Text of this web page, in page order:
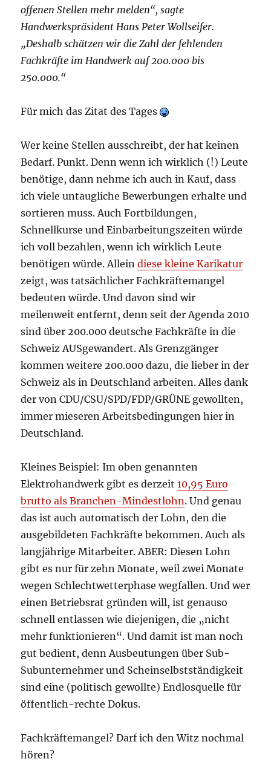
offenen Stellen mehr melden“, sagte
Handwerkspräsident Hans Peter Wollseifer.
„Deshalb schätzen wir die Zahl der fehlenden
Fachkräfte im Handwerk auf 200.000 bis
250.000.“
Für mich das Zitat des Tages
Wer keine Stellen ausschreibt, der hat keinen
Bedarf. Punkt. Denn wenn ich wirklich (!) Leute
benötige, dann nehme ich auch in Kauf, dass
ich viele untaugliche Bewerbungen erhalte und
sortieren muss. Auch Fortbildungen,
Schnellkurse und Einbarbeitungszeiten würde
ich voll bezahlen, wenn ich wirklich Leute
benötigen würde. Alleindiese kleine Karikatur
zeigt, was tatsächlicher Fachkräftemangel
bedeuten würde. Und davon sind wir
meilenweit entfernt, denn seit der Agenda 2010
sind über 200.000 deutsche Fachkräfte in die
Schweiz AUSgewandert. Als Grenzgänger
kommen weitere 200.000 dazu, die lieber in der
Schweiz als in Deutschland arbeiten. Alles dank
der von CDU/CSU/SPD/FDP/GRÜNE gewollten,
immer mieseren Arbeitsbedingungen hier in
Deutschland.
Kleines Beispiel: Im oben genannten
Elektrohandwerk gibt es derzeit10,95 Euro
brutto als Branchen-Mindestlohn. Und genau
das ist auch automatisch der Lohn, den die
ausgebildeten Fachkräfte bekommen. Auch als
langjährige Mitarbeiter. ABER: Diesen Lohn
gibt es nur für zehn Monate, weil zwei Monate
wegen Schlechtwetterphase wegfallen. Und wer
einen Betriebsrat gründen will, ist genauso
schnell entlassen wie diejenigen, die „nicht
mehr funktionieren“. Und damit ist man noch
gut bedient, denn Ausbeutungen über Sub-
Subunternehmer und Scheinselbstständigkeit
sind eine (politisch gewollte) Endlosquelle für
öffentlich-rechte Dokus.
Fachkräftemangel? Darf ich den Witz nochmal
hören?